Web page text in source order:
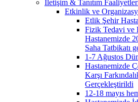
İletişim & Tanıtım
Etkinlik ve
Etlik Şehir
Fizik Tedavi ve
Hastanemizde
Saha Tatbikatı
1-7 Ağustos
Hastanemizde
Karşı
Gerçekleştirildi
12-18 mayıs